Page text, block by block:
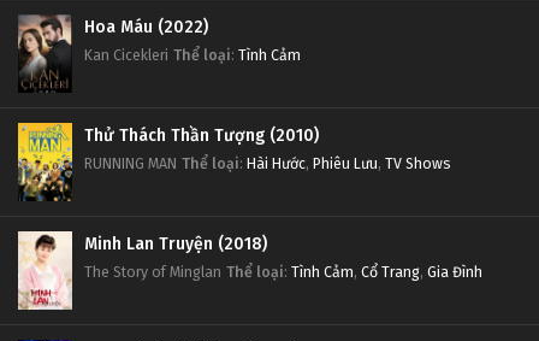
Hoa Máu (2022)
Kan Cicekleri Thể loại: Tình Cảm
Thử Thách Thần Tượng (2010)
RUNNING MAN Thể loại: Hài Hước, Phiêu Lưu, TV Shows
Minh Lan Truyện (2018)
The Story of Minglan Thể loại: Tình Cảm, Cổ Trang, Gia Đình